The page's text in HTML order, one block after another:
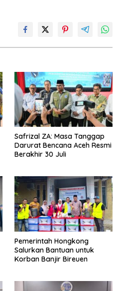
Safrizal ZA: Masa Tanggap
Darurat Bencana Aceh Resmi
Berakhir 30 Juli
Pemerintah Hongkong
Salurkan Bantuan untuk
Korban Banjir Bireuen